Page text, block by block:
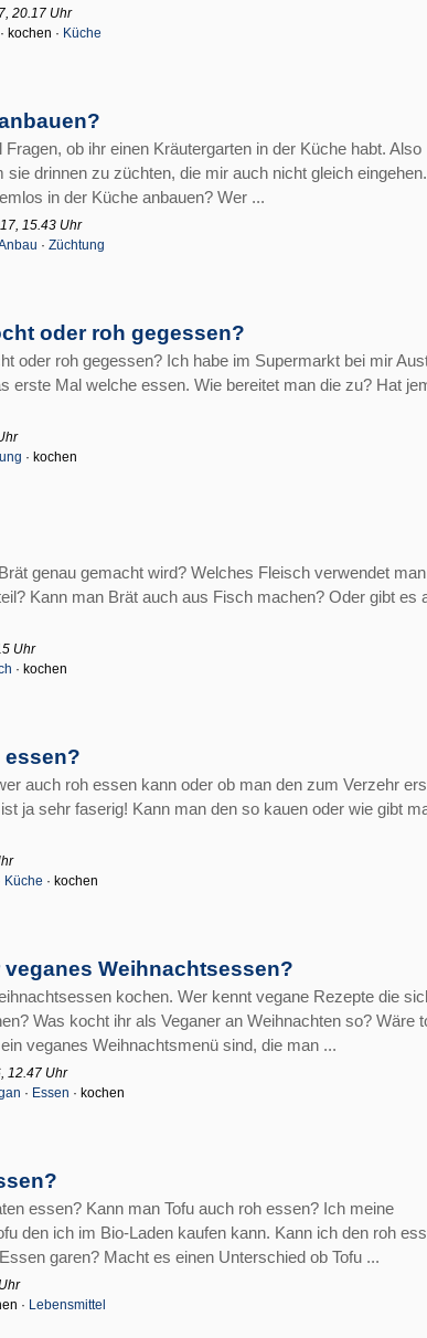
20.17 Uhr
· kochen · Küche
ob ihr einen Kräutergarten in der Küche habt. Also
drinnen zu züchten, die mir auch nicht gleich eingehen.
in der Küche anbauen? Wer ...
15.43 Uhr
· Züchtung
oder roh gegessen?
oder roh gegessen? Ich habe im Supermarkt bei mir
erste Mal welche essen. Wie bereitet man die zu? Hat
· kochen
genau gemacht wird? Welches Fleisch verwendet man
Kann man Brät auch aus Fisch machen? Oder gibt es
Uhr
· kochen
essen?
auch roh essen kann oder ob man den zum Verzehr
ja sehr faserig! Kann man den so kauen oder wie gibt
Küche · kochen
Weihnachtsessen?
kochen. Wer kennt vegane Rezepte die
Was kocht ihr als Veganer an Weihnachten so? Wäre
veganes Weihnachtsmenü sind, die man ...
12.47 Uhr
· Essen · kochen
essen? Kann man Tofu auch roh essen? Ich meine
den ich im Bio-Laden kaufen kann. Kann ich den roh
garen? Macht es einen Unterschied ob Tofu ...
· Lebensmittel